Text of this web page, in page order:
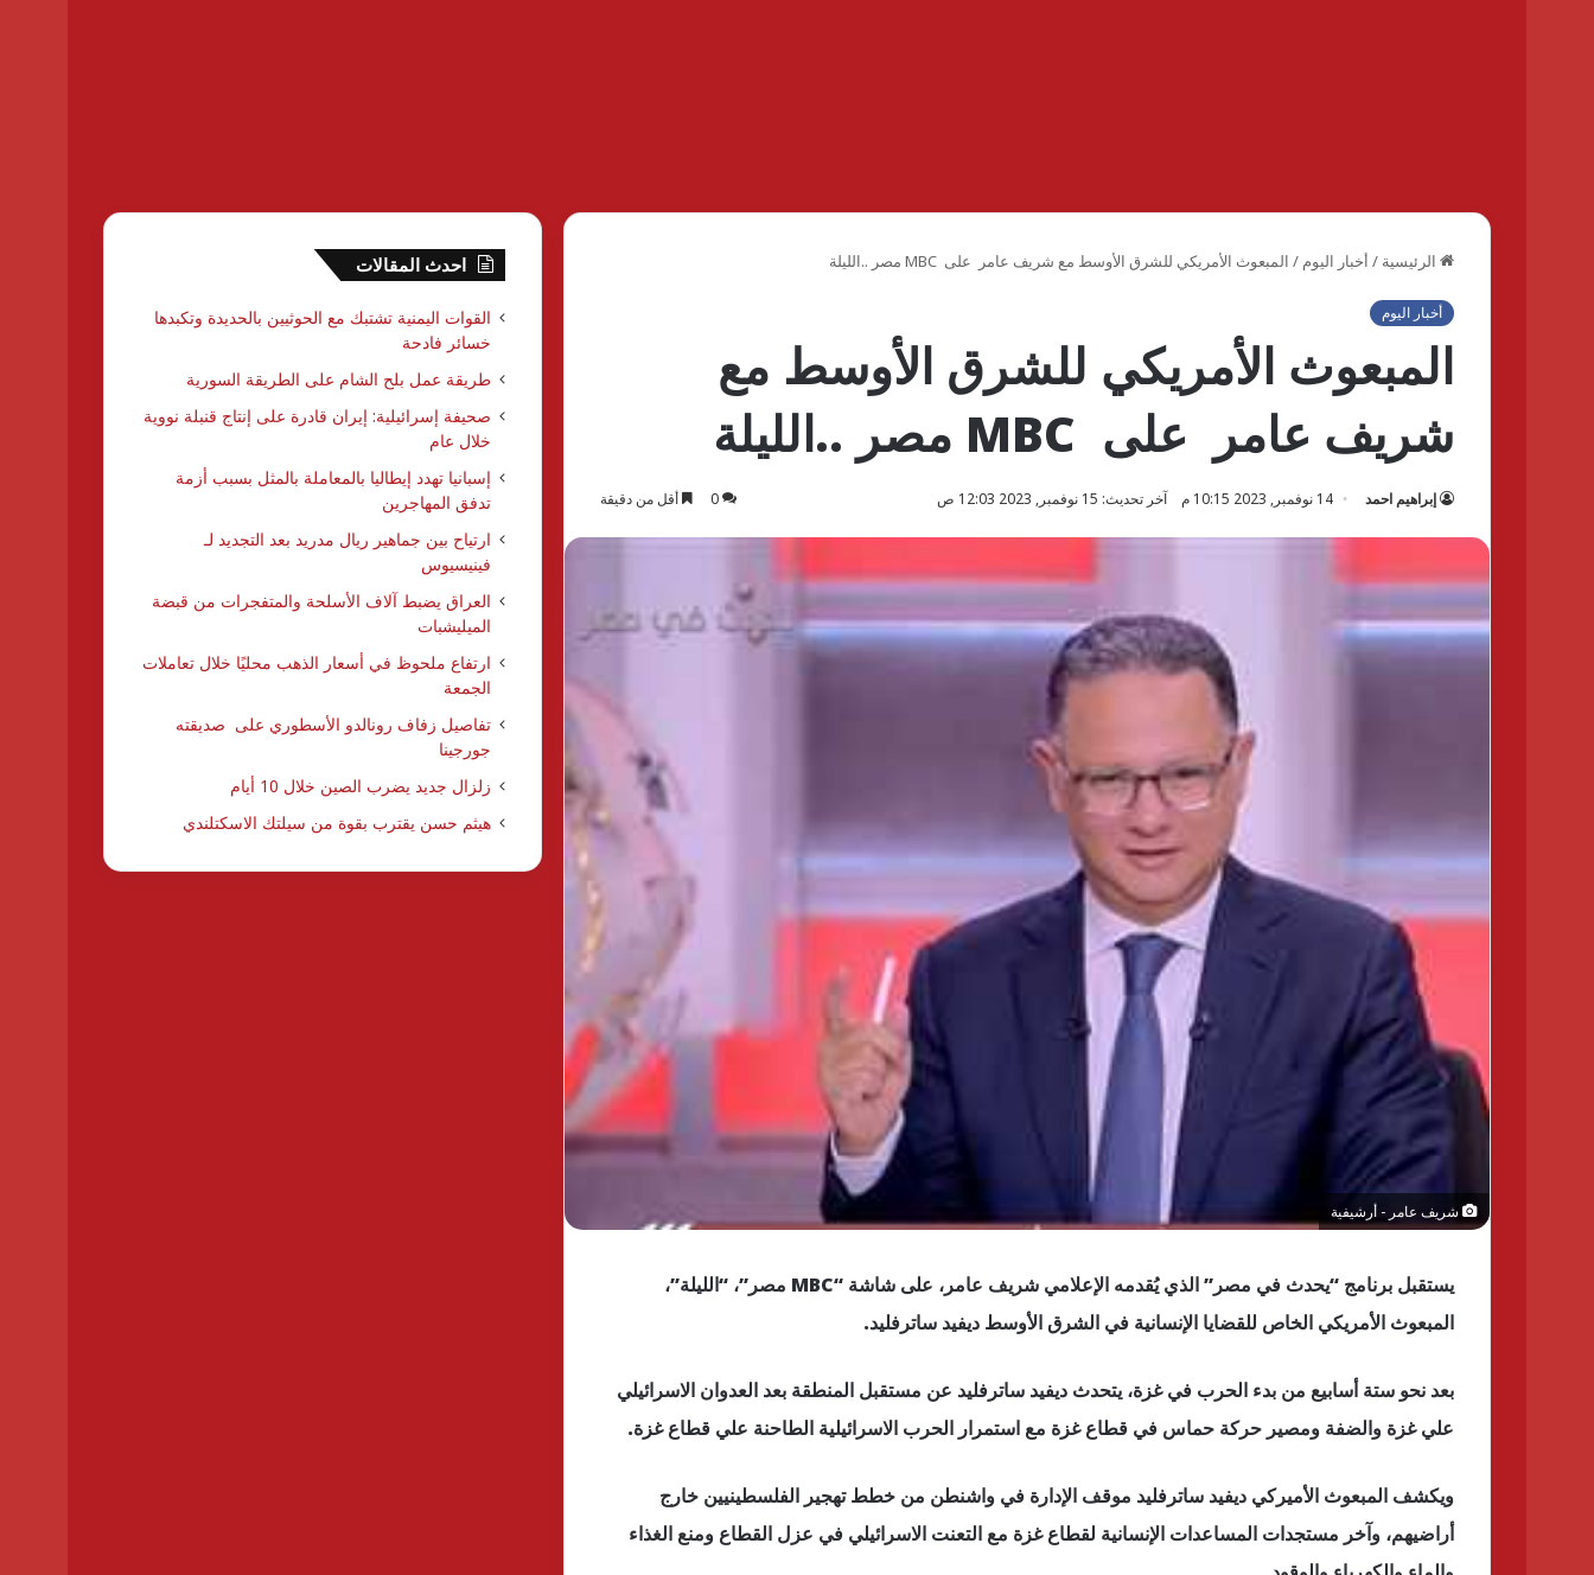
الرئيسية / أخبار اليوم / المبعوث الأمريكي للشرق الأوسط مع شريف عامر على MBC مصر ..الليلة
أخبار اليوم
المبعوث الأمريكي للشرق الأوسط مع
شريف عامر على MBC مصر ..الليلة
إبراهيم احمد 14 نوفمبر, 2023 10:15 م آخر تحديث: 15 نوفمبر, 2023 12:03 ص 0 أقل من دقيقة
شريف عامر - أرشيفية
يستقبل برنامج “يحدث في مصر” الذي يُقدمه الإعلامي شريف عامر، على شاشة “MBC مصر”، “الليلة”،
المبعوث الأمريكي الخاص للقضايا الإنسانية في الشرق الأوسط ديفيد ساترفليد.
بعد نحو ستة أسابيع من بدء الحرب في غزة، يتحدث ديفيد ساترفليد عن مستقبل المنطقة بعد العدوان الاسرائيلي
علي غزة والضفة ومصير حركة حماس في قطاع غزة مع استمرار الحرب الاسرائيلية الطاحنة علي قطاع غزة.
ويكشف المبعوث الأميركي ديفيد ساترفليد موقف الإدارة في واشنطن من خطط تهجير الفلسطينيين خارج
أراضيهم، وآخر مستجدات المساعدات الإنسانية لقطاع غزة مع التعنت الاسرائيلي في عزل القطاع ومنع الغذاء
احدث المقالات
القوات اليمنية تشتبك مع الحوثيين بالحديدة وتكبدها
خسائر فادحة
طريقة عمل بلح الشام على الطريقة السورية
صحيفة إسرائيلية: إيران قادرة على إنتاج قنبلة نووية
خلال عام
إسبانيا تهدد إيطاليا بالمعاملة بالمثل بسبب أزمة
تدفق المهاجرين
ارتياح بين جماهير ريال مدريد بعد التجديد لـ
فينيسيوس
العراق يضبط آلاف الأسلحة والمتفجرات من قبضة
الميليشبات
ارتفاع ملحوظ في أسعار الذهب محليًا خلال تعاملات
الجمعة
تفاصيل زفاف رونالدو الأسطوري على صديقته
جورجينا
زلزال جديد يضرب الصين خلال 10 أيام
هيثم حسن يقترب بقوة من سيلتك الاسكتلندي